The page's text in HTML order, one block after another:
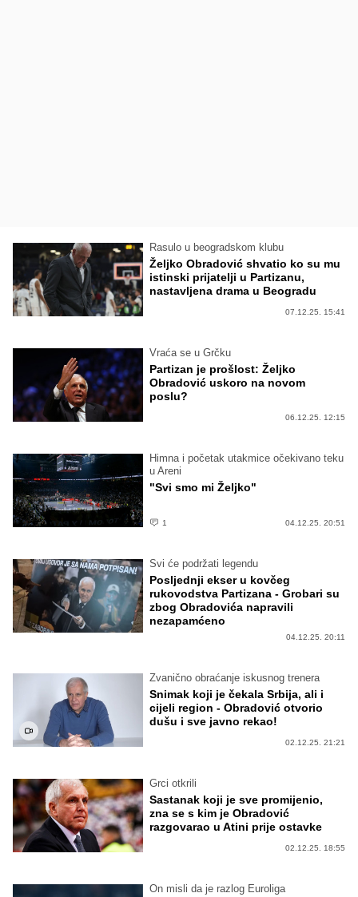
Rasulo u beogradskom klubu
Željko Obradović shvatio ko su mu
istinski prijatelji u Partizanu,
nastavljena drama u Beogradu
07.12.25. 15:41
Vraća se u Grčku
Partizan je prošlost: Željko
Obradović uskoro na novom
poslu?
06.12.25. 12:15
Himna i početak utakmice očekivano teku
u Areni
"Svi smo mi Željko"
1 04.12.25. 20:51
Svi će podržati legendu
Posljednji ekser u kovčeg
rukovodstva Partizana - Grobari su
zbog Obradovića napravili
nezapamćeno
04.12.25. 20:11
Zvanično obraćanje iskusnog trenera
Snimak koji je čekala Srbija, ali i
cijeli region - Obradović otvorio
dušu i sve javno rekao!
02.12.25. 21:21
Grci otkrili
Sastanak koji je sve promijenio,
zna se s kim je Obradović
razgovarao u Atini prije ostavke
02.12.25. 18:55
On misli da je razlog Euroliga